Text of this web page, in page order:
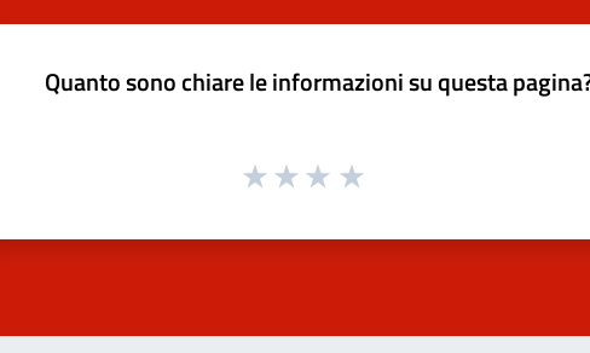
Quanto sono chiare le informazioni su questa